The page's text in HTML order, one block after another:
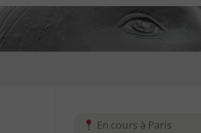
En cours à Paris